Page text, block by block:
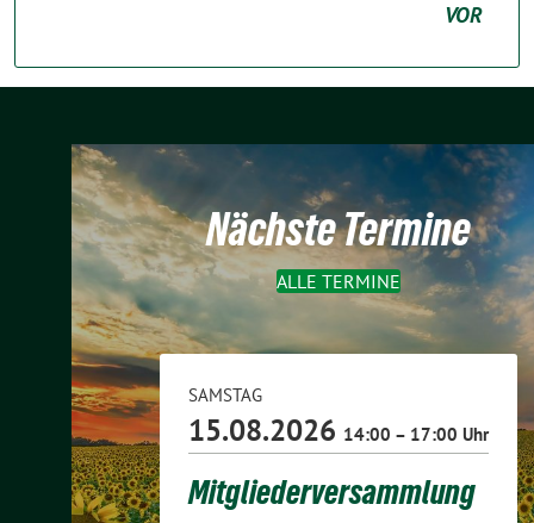
VOR
Nächste Termine
ALLE TERMINE
SAMSTAG
15.08.2026 14:00 – 17:00 Uhr
Mitgliederversammlung